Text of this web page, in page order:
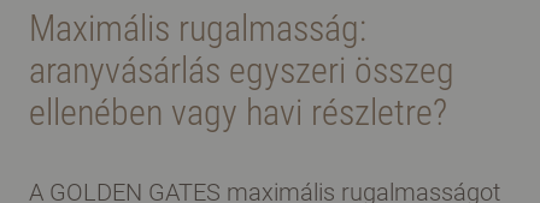
Maximális rugalmasság:
aranyvásárlás egyszeri összeg
ellenében vagy havi részletre?
A GOLDEN GATES maximális rugalmasságot